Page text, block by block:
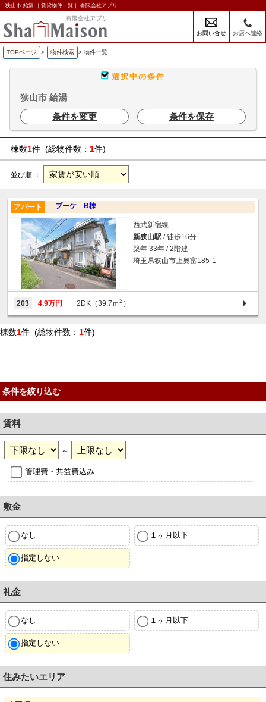
狭山市 給湯 ｜賃貸物件一覧｜ 有限会社アプリ
お問い合せ お店へ連絡
TOPページ > 物件検索 > 物件一覧
選択中の条件
狭山市 給湯
条件を変更
条件を保存
棟数1件 (総物件数： 1件)
並び順 ：
ブーケ B棟
アパート
西武新宿線
新狭山駅 / 徒歩16分
築年 33年 / 2階建
埼玉県狭山市上奥富185-1
203 4.9万円 2DK（39.7ｍ2 ）
棟数1件 (総物件数： 1件)
条件を絞り込む
賃料
～
管理費・共益費込み
敷金
なし １ヶ月以下
指定しない
礼金
なし １ヶ月以下
指定しない
住みたいエリア